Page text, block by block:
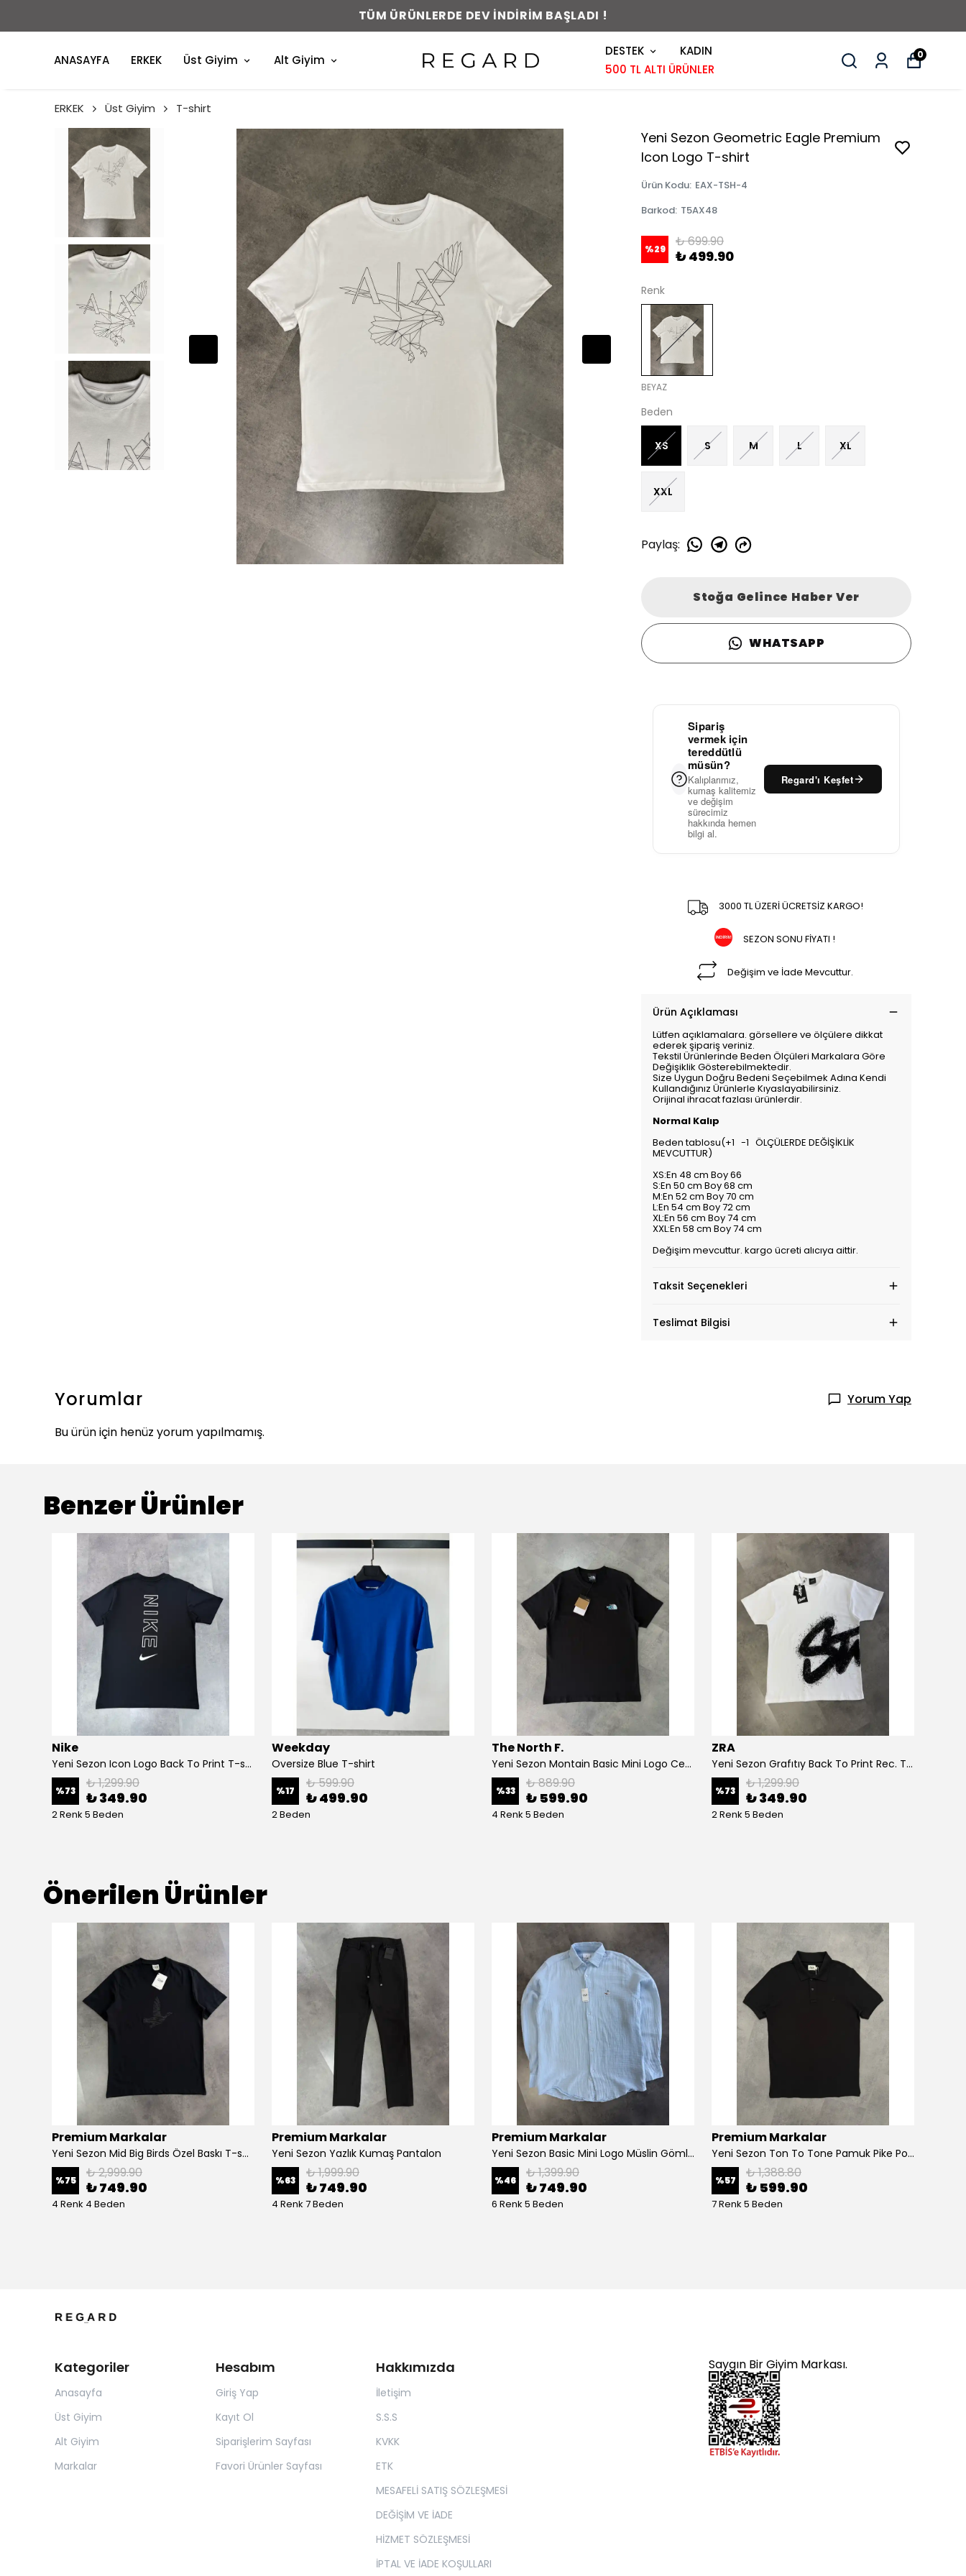
0-48 SAAT İÇERİSİNDE KARGODA !
ANASAYFA ERKEK Üst Giyim Alt Giyim
DESTEK
KADIN
500 TL ALTI ÜRÜNLER
0
ERKEK Üst Giyim T-shirt
Yeni Sezon Geometric Eagle Premium
Icon Logo T-shirt
Ürün Kodu: EAX-TSH-4
Barkod: T5AX48
%29 ₺ 699.90
₺ 499.90
Renk
BEYAZ
Beden
XS S M L XL
XXL
Paylaş:
Stoğa Gelince Haber Ver
WHATSAPP
Sipariş
vermek için
tereddütlü
müsün?
Kalıplarımız,
kumaş kalitemiz
ve değişim
sürecimiz
hakkında hemen
bilgi al.
Regard'ı Keşfet
3000 TL ÜZERİ ÜCRETSİZ KARGO!
SEZON SONU FİYATI !
Değişim ve İade Mevcuttur.
Ürün Açıklaması
Lütfen açıklamalara. görsellere ve ölçülere dikkat
ederek şipariş veriniz.
Tekstil Ürünlerinde Beden Ölçüleri Markalara Göre
Değişiklik Gösterebilmektedir.
Size Uygun Doğru Bedeni Seçebilmek Adına Kendi
Kullandığınız Ürünlerle Kıyaslayabilirsiniz.
Orijinal ihracat fazlası ürünlerdir.
Normal Kalıp
Beden tablosu(+1 -1 ÖLÇÜLERDE DEĞİŞİKLİK
MEVCUTTUR)
XS:En 48 cm Boy 66
S:En 50 cm Boy 68 cm
M:En 52 cm Boy 70 cm
L:En 54 cm Boy 72 cm
XL:En 56 cm Boy 74 cm
XXL:En 58 cm Boy 74 cm
Değişim mevcuttur. kargo ücreti alıcıya aittir.
Taksit Seçenekleri
Teslimat Bilgisi
Yorumlar
Yorum Yap
Bu ürün için henüz yorum yapılmamış.
Benzer Ürünler
Nike
Yeni Sezon Icon Logo Back To Print T-shirt
%73 ₺ 1,299.90
₺ 349.90
2 Renk 5 Beden
Weekday
Oversize Blue T-shirt
%17 ₺ 599.90
₺ 499.90
2 Beden
The North F.
Yeni Sezon Montain Basic Mini Logo Ceast T-shirt
%33 ₺ 889.90
₺ 599.90
4 Renk 5 Beden
ZRA
Yeni Sezon Grafıtıy Back To Print Rec. T-shirt
%73 ₺ 1,299.90
₺ 349.90
2 Renk 5 Beden
Önerilen Ürünler
Premium Markalar
Yeni Sezon Mid Big Birds Özel Baskı T-shirt
%75 ₺ 2,999.90
₺ 749.90
4 Renk 4 Beden
Premium Markalar
Yeni Sezon Yazlık Kumaş Pantalon
%63 ₺ 1,999.90
₺ 749.90
4 Renk 7 Beden
Premium Markalar
Yeni Sezon Basic Mini Logo Müslin Gömlek
%46 ₺ 1,399.90
₺ 749.90
6 Renk 5 Beden
Premium Markalar
Yeni Sezon Ton To Tone Pamuk Pike Polo Yaka
%57 ₺ 1,388.80
₺ 599.90
7 Renk 5 Beden
Kategoriler
Anasayfa
Üst Giyim
Alt Giyim
Markalar
Hesabım
Giriş Yap
Kayıt Ol
Siparişlerim Sayfası
Favori Ürünler Sayfası
Hakkımızda
İletişim
S.S.S
KVKK
ETK
MESAFELİ SATIŞ SÖZLEŞMESİ
DEĞİŞİM VE İADE
HİZMET SÖZLEŞMESİ
İPTAL VE İADE KOŞULLARI
Saygın Bir Giyim Markası.